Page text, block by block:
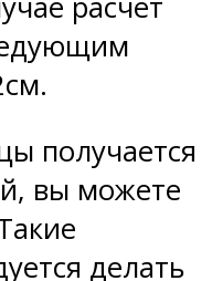
получается
вы можете
делать